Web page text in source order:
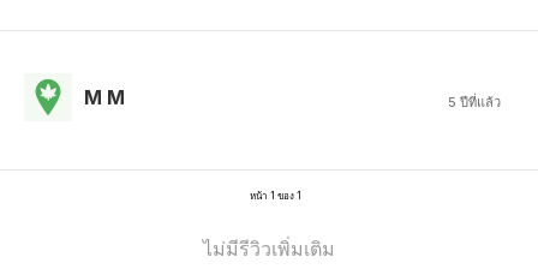
M M 5 ปีที่แล้ว
หน้า 1 ของ 1
ไม่มีรีวิวเพิ่มเติม